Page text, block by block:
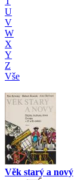
U
V
W
X
Y
Z
Vše
Věk starý a nový